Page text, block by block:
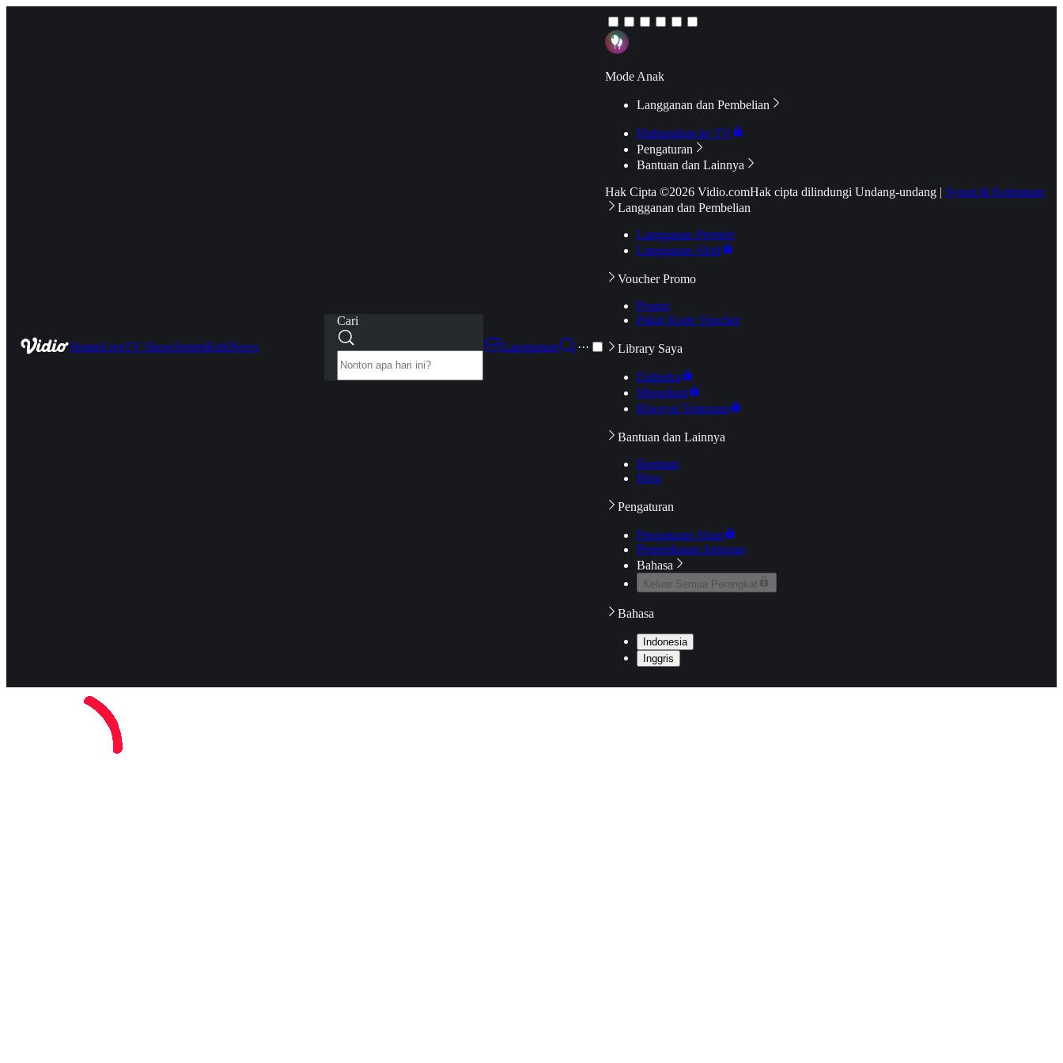
HomeLiveTV ShowSportsKidsNews
Cari
Langganan
···
Mode Anak
Langganan dan Pembelian
Hubungkan ke TV
Pengaturan
Bantuan dan Lainnya
Hak Cipta ©2026 Vidio.comHak cipta dilindungi Undang-undang | Syarat & Ketentuan
Langganan dan Pembelian
Langganan Premier
Langganan Aktif
Voucher Promo
Promo
Pakai Kode Voucher
Library Saya
Daftarku
Mengikuti
Riwayat Tontonan
Bantuan dan Lainnya
Bantuan
Blog
Pengaturan
Pengaturan Akun
Pemeriksaan Jaringan
Bahasa
Keluar Semua Perangkat
Bahasa
Indonesia
Inggris